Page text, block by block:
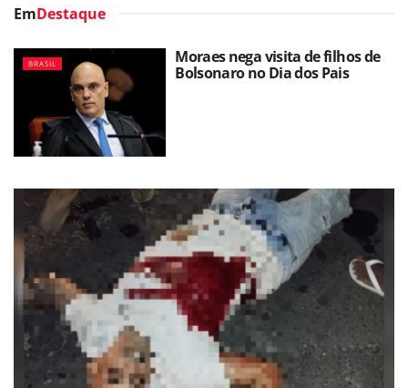
EmDestaque
BRASIL
Moraes nega visita de filhos de
Bolsonaro no Dia dos Pais